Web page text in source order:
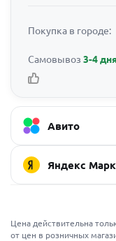
Покупка в городе:
Самовывоз 3-4
Авито
Яндекс
Цена действительна
от цен в розничных